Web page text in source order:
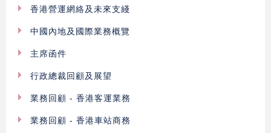
香港營運網絡及未來支綫
中國內地及國際業務概覽
主席函件
行政總裁回顧及展望
業務回顧 - 香港客運業務
業務回顧 - 香港車站商務